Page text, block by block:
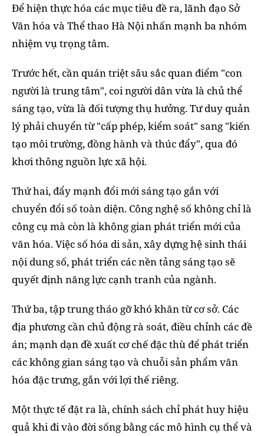
Để hiện thực hóa các mục tiêu đề ra, lãnh đạo Sở
Văn hóa và Thể thao Hà Nội nhấn mạnh ba nhóm
nhiệm vụ trọng tâm.
Trước hết, cần quán triệt sâu sắc quan điểm "con
người là trung tâm", coi người dân vừa là chủ thể
sáng tạo, vừa là đối tượng thụ hưởng. Tư duy quản
lý phải chuyển từ "cấp phép, kiểm soát" sang "kiến
tạo môi trường, đồng hành và thúc đẩy", qua đó
khơi thông nguồn lực xã hội.
Thứ hai, đẩy mạnh đổi mới sáng tạo gắn với
chuyển đổi số toàn diện. Công nghệ số không chỉ là
công cụ mà còn là không gian phát triển mới của
văn hóa. Việc số hóa di sản, xây dựng hệ sinh thái
nội dung số, phát triển các nền tảng sáng tạo sẽ
quyết định năng lực cạnh tranh của ngành.
Thứ ba, tập trung tháo gỡ khó khăn từ cơ sở. Các
địa phương cần chủ động rà soát, điều chỉnh các đề
án; mạnh dạn đề xuất cơ chế đặc thù để phát triển
các không gian sáng tạo và chuỗi sản phẩm văn
hóa đặc trưng, gắn với lợi thế riêng.
Một thực tế đặt ra là, chính sách chỉ phát huy hiệu
quả khi đi vào đời sống bằng các mô hình cụ thể và